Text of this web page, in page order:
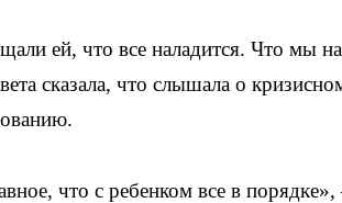
ей, что все наладится. Что мы
сказала, что слышала о
что с ребенком все в